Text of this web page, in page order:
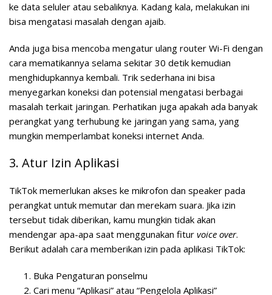
ke data seluler atau sebaliknya. Kadang kala, melakukan ini
bisa mengatasi masalah dengan ajaib.
Anda juga bisa mencoba mengatur ulang router Wi-Fi dengan
cara mematikannya selama sekitar 30 detik kemudian
menghidupkannya kembali. Trik sederhana ini bisa
menyegarkan koneksi dan potensial mengatasi berbagai
masalah terkait jaringan. Perhatikan juga apakah ada banyak
perangkat yang terhubung ke jaringan yang sama, yang
mungkin memperlambat koneksi internet Anda.
3. Atur Izin Aplikasi
TikTok memerlukan akses ke mikrofon dan speaker pada
perangkat untuk memutar dan merekam suara. Jika izin
tersebut tidak diberikan, kamu mungkin tidak akan
mendengar apa-apa saat menggunakan fitur voice over.
Berikut adalah cara memberikan izin pada aplikasi TikTok:
Buka Pengaturan ponselmu
Cari menu “Aplikasi” atau “Pengelola Aplikasi”